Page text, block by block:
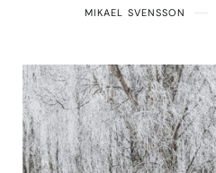
MIKAEL SVENSSON